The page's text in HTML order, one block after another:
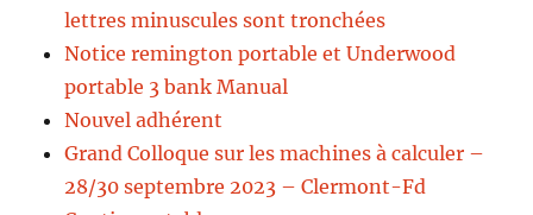
lettres minuscules sont tronchées
Notice remington portable et Underwood
portable 3 bank Manual
Nouvel adhérent
Grand Colloque sur les machines à calculer –
28/30 septembre 2023 – Clermont-Fd